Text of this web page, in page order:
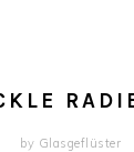
by Glasgeflüster